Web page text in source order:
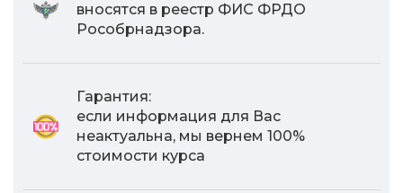
вносятся в реестр ФИС ФРДО
Рособрнадзора.
Гарантия:
если информация для Вас
неактуальна, мы вернем 100%
стоимости курса